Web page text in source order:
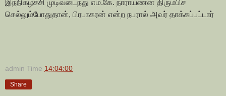
இந்நிகழ்ச்சி முடிவடைந்து எம்.கே. நாராயணன் திரும்பிச்
செல்லும்போதுதான், பிரபாகரன் என்ற நபரால் அவர் தாக்கப்பட்டார்
admin Time 14:04:00
Share